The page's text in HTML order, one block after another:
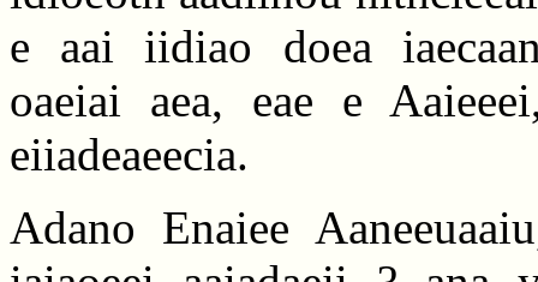
e aai iidiao doea
oaeiai aea, eae e
eiiadeaeecia.
Adano Enaiee